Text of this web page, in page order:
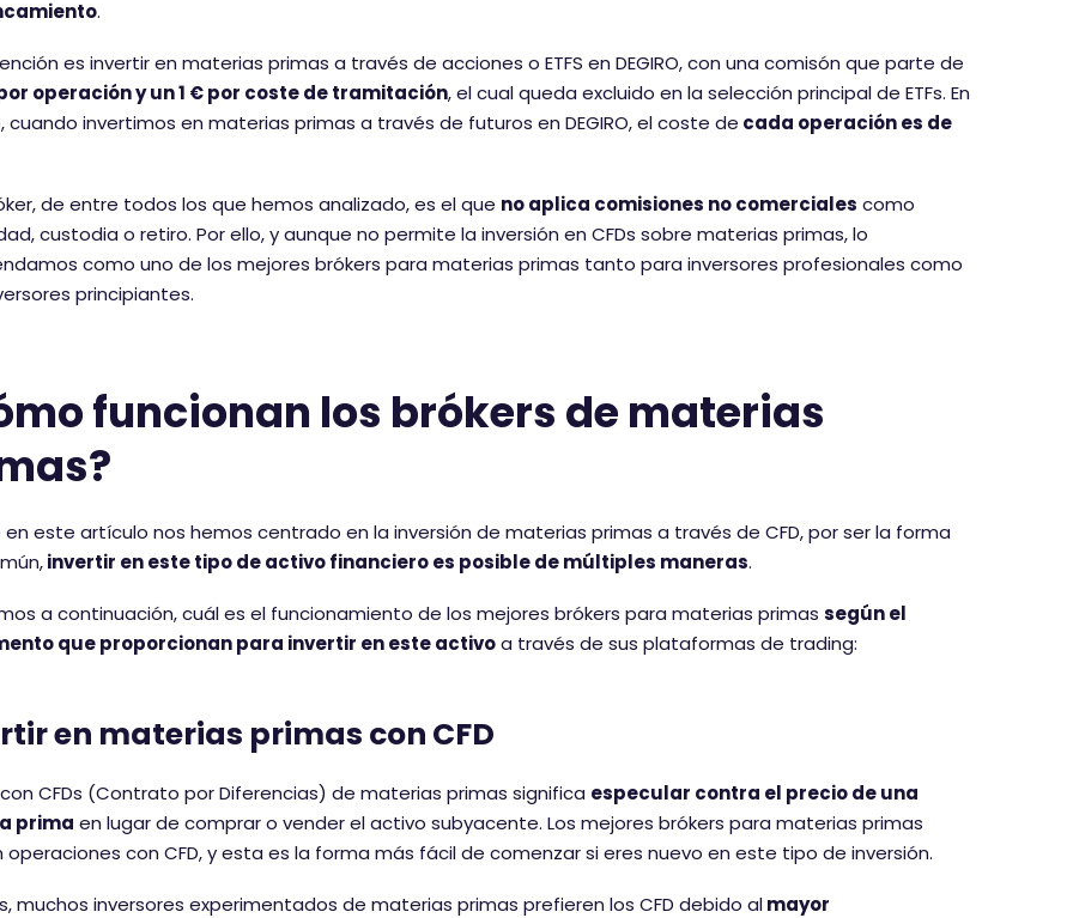
.
es invertir en materias primas a través de acciones o ETFS en DEGIRO, con una comisón que parte de
operación y un 1 € por coste de tramitación, el cual queda excluido en la selección principal de ETFs. En
cuando invertimos en materias primas a través de futuros en DEGIRO, el coste de cada operación es de
de entre todos los que hemos analizado, es el que no aplica comisiones no comerciales como
custodia o retiro. Por ello, y aunque no permite la inversión en CFDs sobre materias primas, lo
como uno de los mejores brókers para materias primas tanto para inversores profesionales como
principiantes.
funcionan los brókers de materias
en este artículo nos hemos centrado en la inversión de materias primas a través de CFD, por ser la forma
invertir en este tipo de activo financiero es posible de múltiples maneras.
a continuación, cuál es el funcionamiento de los mejores brókers para materias primas según el
que proporcionan para invertir en este activoa través de sus plataformas de trading:
en materias primas con CFD
CFDs (Contrato por Diferencias) de materias primas significa especular contra el precio de una
prima en lugar de comprar o vender el activo subyacente. Los mejores brókers para materias primas
con CFD, y esta es la forma más fácil de comenzar si eres nuevo en este tipo de inversión.
muchos inversores experimentados de materias primas prefieren los CFD debido almayor